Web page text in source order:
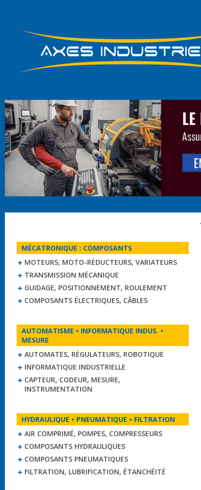
MÉCATRONIQUE : COMPOSANTS
MOTEURS, MOTO-RÉDUCTEURS, VARIATEURS
TRANSMISSION MÉCANIQUE
GUIDAGE, POSITIONNEMENT, ROULEMENT
COMPOSANTS ÉLECTRIQUES, CÂBLES
AUTOMATISME • INFORMATIQUE INDUS. •
MESURE
AUTOMATES, RÉGULATEURS, ROBOTIQUE
INFORMATIQUE INDUSTRIELLE
CAPTEUR, CODEUR, MESURE,
INSTRUMENTATION
HYDRAULIQUE • PNEUMATIQUE • FILTRATION
AIR COMPRIMÉ, POMPES, COMPRESSEURS
COMPOSANTS HYDRAULIQUES
COMPOSANTS PNEUMATIQUES
FILTRATION, LUBRIFICATION, ÉTANCHÉITÉ